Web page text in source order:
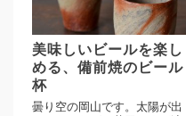
美味しいビールを楽し
める、備前焼のビール
杯
曇り空の岡山です。太陽が出